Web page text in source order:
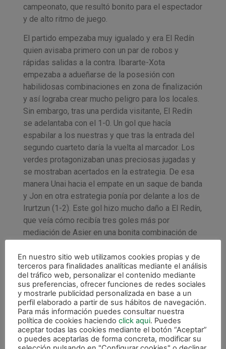
campeonato, que resultó bonito para el espectador
y de alto ritmo de juego.
El partido empezaba muy igualado y era El Redín
quien avisaba primero con un par de robos y
rápidas salidas a la contra. Ibararte-Xota
empezaba a adueñarse de la posesión con
habilidosas combinaciones en zona de finalización
y así lograba crear mucho peligro para los locales.
Sin embargo, tras una perdida visitante, El Redín
se adelantaba con el 1-0. Un gol que hacía
espabilar a los nuestras y que tras la entrada del
segundo cuarteto daría la vuelta al marcador. Los
verdes protagonizaban unas preciosas jugadas y
se mostraban acertados en la estrategia. De esa
manera Unai hacia el empate en un saque de banda
y Jon en otra estrategia ponía por delante a los de
Irurtzun (1-2). Este gol hizo mucho daño a El Redín,
que veía cómo recibía tres goles más por
mediación de Asier en una bonita combinación de
dejaban al término de la primera parte en un claro
1-5 favorable a Ibararte-Xota.
La segunda mitad dio comienzo con un equipo
local queriendo recortar distancias. Jugaban con
una intensidad defensiva muy alta y así lograron
tras varios minutos de pocas ocasiones, meter
miedo a los de Igor Echarri con el 2-5. Pasaban los
En nuestro sitio web utilizamos cookies propias y de
terceros para finalidades analíticas mediante el análisis
del tráfico web, personalizar el contenido mediante
sus preferencias, ofrecer funciones de redes sociales
y mostrarle publicidad personalizada en base a un
perfil elaborado a partir de sus hábitos de navegación.
Para más información puedes consultar nuestra
política de cookies haciendo click aqui. Puedes
aceptar todas las cookies mediante el botón “Aceptar”
o puedes aceptarlas de forma concreta, modificar su